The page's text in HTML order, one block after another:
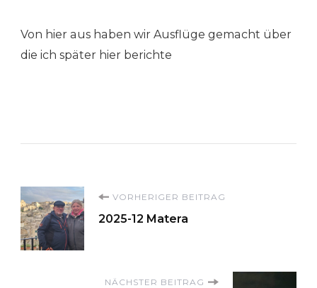
Von hier aus haben wir Ausflüge gemacht über
die ich später hier berichte
Beitragsnavigation
VORHERIGER BEITRAG
2025-12 Matera
NÄCHSTER BEITRAG